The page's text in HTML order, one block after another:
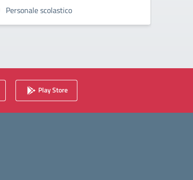
Personale scolastico
Play Store